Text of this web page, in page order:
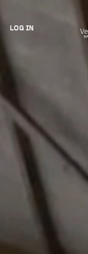
LOG IN